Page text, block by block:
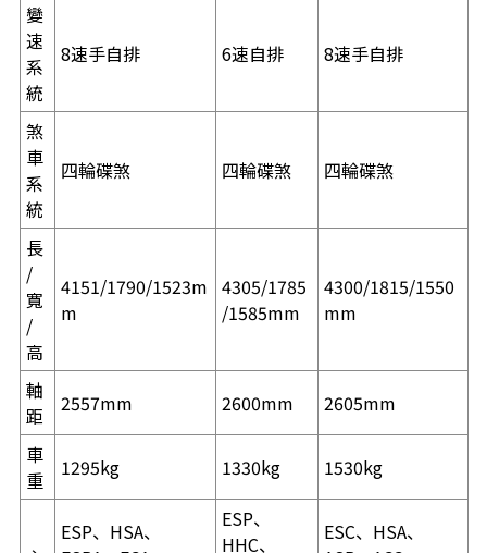
變
速
系
統
8速手自排 6速自排 8速手自排
煞
車
系
統
四輪碟煞 四輪碟煞 四輪碟煞
長
/
寬
/
高
4151/1790/1523m
m
4305/1785
/1585mm
4300/1815/1550
mm
軸
距
2557mm 2600mm
2605mm
車
重
1295kg 1330kg 1530kg
ESP、HSA、
ESP、
HHC、
ESC、HSA、